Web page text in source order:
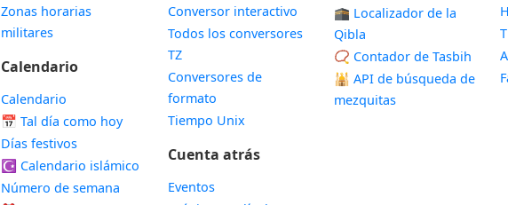
Zonas horarias
militares
Calendario
Calendario
📅 Tal día como hoy
Días festivos
☪️ Calendario islámico
Número de semana
Conversor interactivo
Todos los conversores
TZ
Conversores de
formato
Tiempo Unix
Cuenta atrás
Eventos
🕋 Localizador de la
Qibla
📿 Contador de Tasbih
🕌 API de búsqueda de
mezquitas